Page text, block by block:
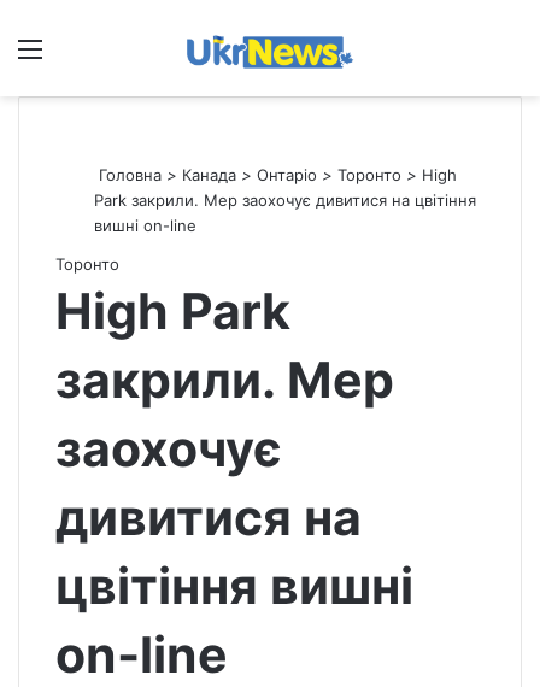
Меню
Головна > Канада > Онтаріо > Торонто > High
Park закрили. Мер заохочує дивитися на цвітіння
вишні on-line
Торонто
High Park
закрили. Мер
заохочує
дивитися на
цвітіння вишні
on-line